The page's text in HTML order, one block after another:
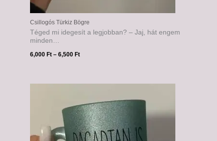
Csillogós Türkiz Bögre
Téged mi idegesít a legjobban? – Jaj, hát engem
minden…
6,000 Ft – 6,500 Ft
6,500 Ft